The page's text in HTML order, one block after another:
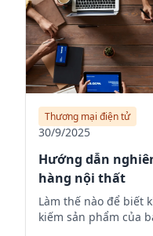
Thương mại điện tử
30/9/2025
Hướng dẫn
hàng nội thất
Làm thế nào để biết
kiếm sản phẩm của